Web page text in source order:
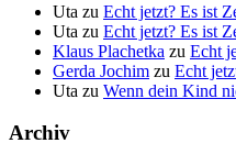
Uta zu Echt jetzt? Es ist
Uta zu Echt jetzt? Es ist
Klaus Plachetka zu Echt
Gerda Jochim zu Echt
Uta zu Wenn dein Kind
Archiv